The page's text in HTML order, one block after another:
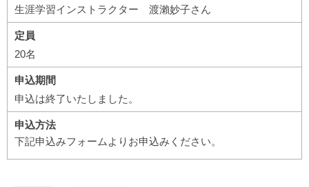
生涯学習インストラクター 渡瀨妙子さん
定員
20名
申込期間
申込は終了いたしました。
申込方法
下記申込みフォームよりお申込みください。